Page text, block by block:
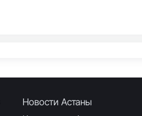
Новости Астаны